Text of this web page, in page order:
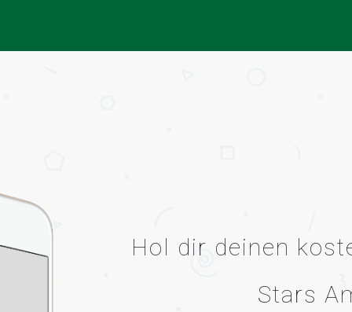
Hol dir deinen
Stars